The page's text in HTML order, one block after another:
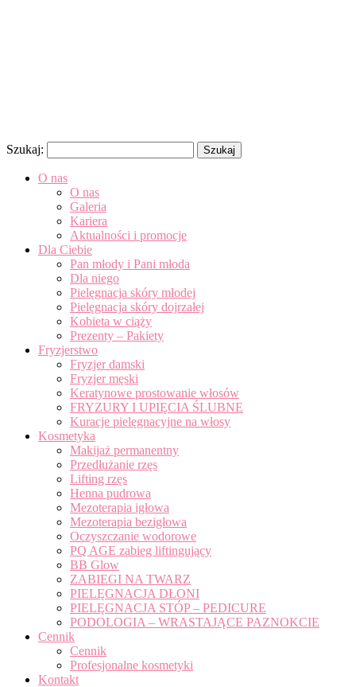
Szukaj:
O nas
O nas
Galeria
Kariera
Aktualności i promocje
Dla Ciebie
Pan młody i Pani młoda
Dla niego
Pielęgnacja skóry młodej
Pielęgnacja skóry dojrzałej
Kobieta w ciąży
Prezenty – Pakiety
Fryzjerstwo
Fryzjer damski
Fryzjer męski
Keratynowe prostowanie włosów
FRYZURY I UPIĘCIA ŚLUBNE
Kuracje pielęgnacyjne na włosy
Kosmetyka
Makijaż permanentny
Przedłużanie rzęs
Lifting rzęs
Henna pudrowa
Mezoterapia igłowa
Mezoterapia bezigłowa
Oczyszczanie wodorowe
PQ AGE zabieg liftingujący
BB Glow
ZABIEGI NA TWARZ
PIELĘGNACJA DŁONI
PIELĘGNACJA STÓP – PEDICURE
PODOLOGIA – WRASTAJĄCE PAZNOKCIE
Cennik
Cennik
Profesjonalne kosmetyki
Kontakt